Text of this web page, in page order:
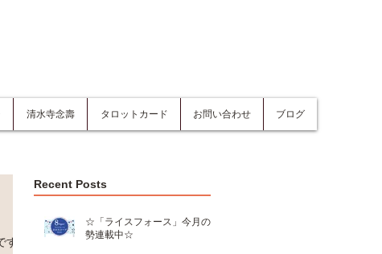
清水寺念壽 タロットカード お問い合わせ ブログ
す★
Recent Posts
☆「ライスフォース」今月の運
勢連載中☆